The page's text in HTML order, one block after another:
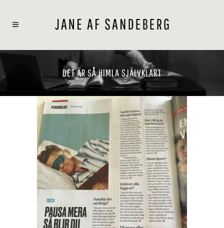
DET ÄR SÅ HIMLA SJÄLVKLART